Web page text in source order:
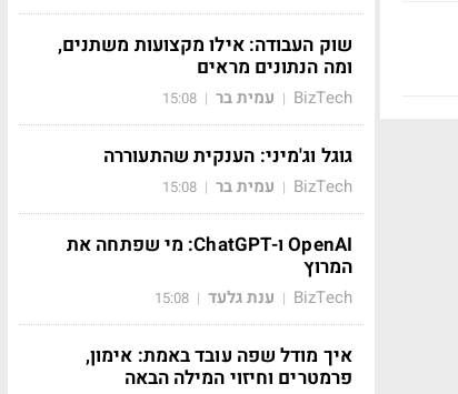
שוק העבודה: אילו מקצועות משתנים,
ומה הנתונים מראים
BizTech
| עמית בר |
15:08
גוגל וג'מיני: הענקית שהתעוררה
BizTech
| עמית בר |
15:08
OpenAI ו-ChatGPT: מי שפתחה את
המרוץ
BizTech
| ענת גלעד |
15:08
איך מודל שפה עובד באמת: אימון,
פרמטרים וחיזוי המילה הבאה